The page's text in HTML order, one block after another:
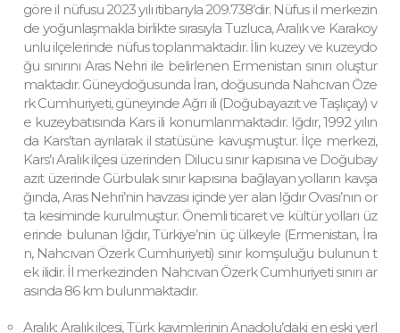
göre il nüfusu 2023 yılı itibarıyla 209.738’dir. Nüfus il merkezin
de yoğunlaşmakla birlikte sırasıyla Tuzluca, Aralık ve Karakoy
unlu ilçelerinde nüfus toplanmaktadır. İlin kuzey ve kuzeydo
ğu sınırını Aras Nehri ile belirlenen Ermenistan sınırı oluştur
maktadır. Güneydoğusunda İran, doğusunda Nahcıvan Öze
rk Cumhuriyeti, güneyinde Ağrı ili (Doğubayazıt ve Taşlıçay) v
e kuzeybatısında Kars ili konumlanmaktadır. Iğdır, 1992 yılın
da Kars’tan ayrılarak il statüsüne kavuşmuştur. İlçe merkezi,
Kars’ı Aralık ilçesi üzerinden Dilucu sınır kapısına ve Doğubay
azıt üzerinde Gürbulak sınır kapısına bağlayan yolların kavşa
ğında, Aras Nehri’nin havzası içinde yer alan Iğdır Ovası’nın or
ta kesiminde kurulmuştur. Önemli ticaret ve kültür yolları üz
erinde bulunan Iğdır, Türkiye’nin üç ülkeyle (Ermenistan, İra
n, Nahcıvan Özerk Cumhuriyeti) sınır komşuluğu bulunun t
ek ilidir. İl merkezinden Nahcıvan Özerk Cumhuriyeti sınırı ar
asında 86 km bulunmaktadır.
Aralık: Aralık ilçesi, Türk kavimlerinin Anadolu’daki en eski yerl